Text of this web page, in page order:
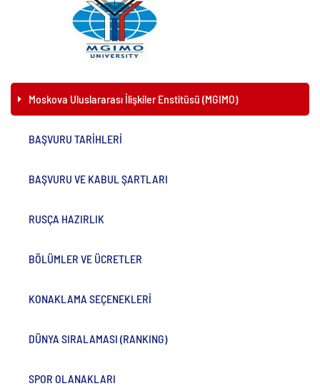
Moskova Uluslararası İlişkiler Enstitüsü (MGIMO)
BAŞVURU TARİHLERİ
BAŞVURU VE KABUL ŞARTLARI
RUSÇA HAZIRLIK
BÖLÜMLER VE ÜCRETLER
KONAKLAMA SEÇENEKLERİ
DÜNYA SIRALAMASI (RANKING)
SPOR OLANAKLARI